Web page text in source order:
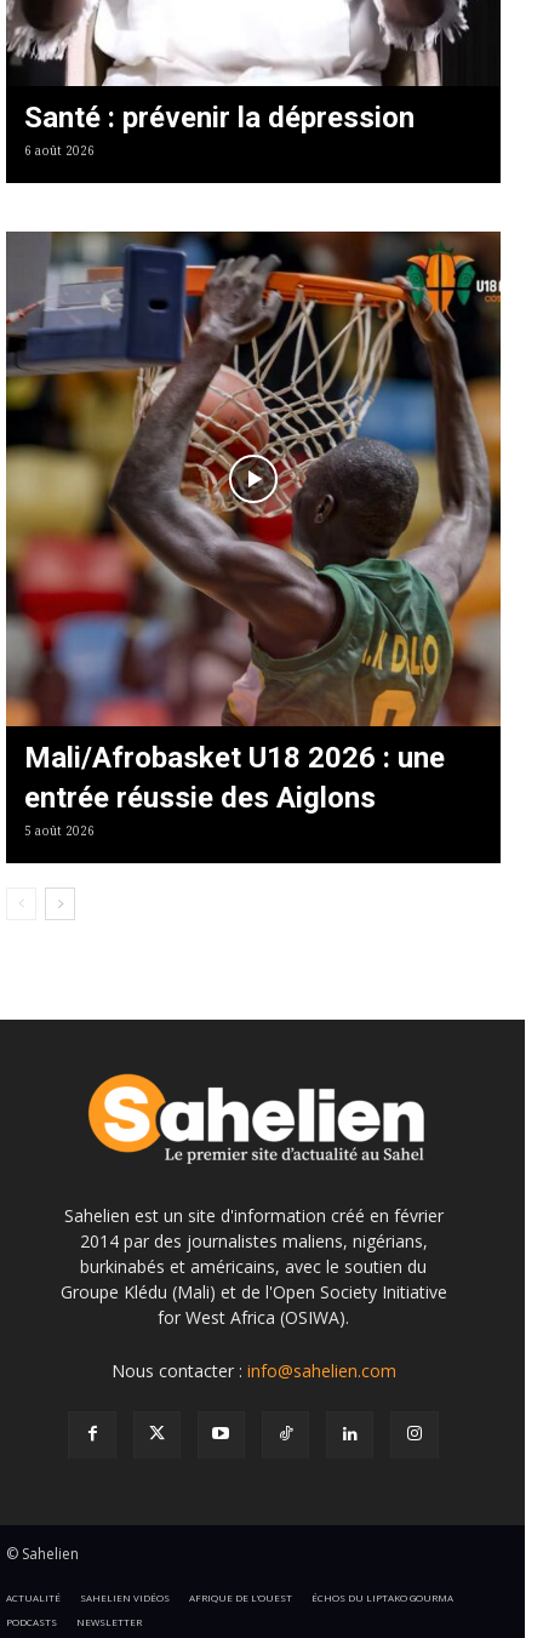
Santé : prévenir la dépression
6 août 2026
Mali/Afrobasket U18 2026 : une
entrée réussie des Aiglons
5 août 2026
Sahelien est un site d'information créé en février
2014 par des journalistes maliens, nigérians,
burkinabés et américains, avec le soutien du
Groupe Klédu (Mali) et de l'Open Society Initiative
for West Africa (OSIWA).
Nous contacter : info@sahelien.com
© Sahelien
ACTUALITÉ SAHELIEN VIDÉOS AFRIQUE DE L’OUEST
ÉCHOS DU LIPTAKO GOURMA
PODCASTS
NEWSLETTER